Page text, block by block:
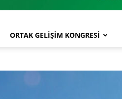
ORTAK GELİŞİM KONGRESİ